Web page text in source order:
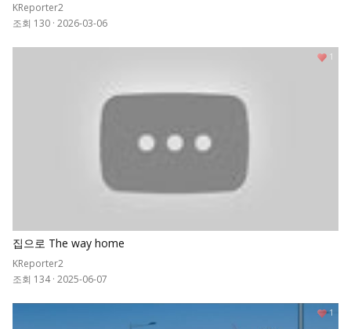
KReporter2
조회 130 · 2026-03-06
집으로 The way home
KReporter2
조회 134 · 2025-06-07
1
1